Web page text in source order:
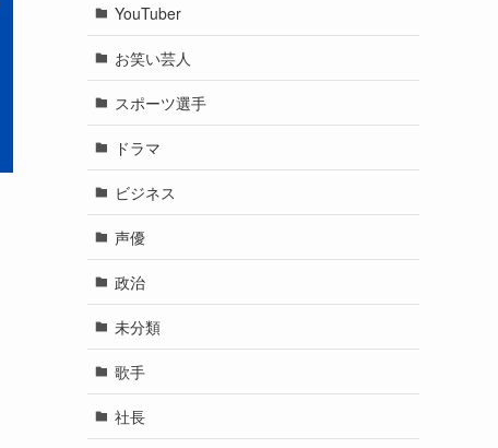
YouTuber
お笑い芸人
スポーツ選手
ドラマ
ビジネス
声優
政治
未分類
歌手
社長